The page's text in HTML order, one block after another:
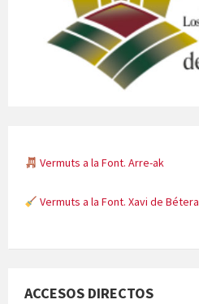
Vermuts a la Font. Arre-ak
Vermuts a la Font. Xavi de Bétera
ACCESOS DIRECTOS